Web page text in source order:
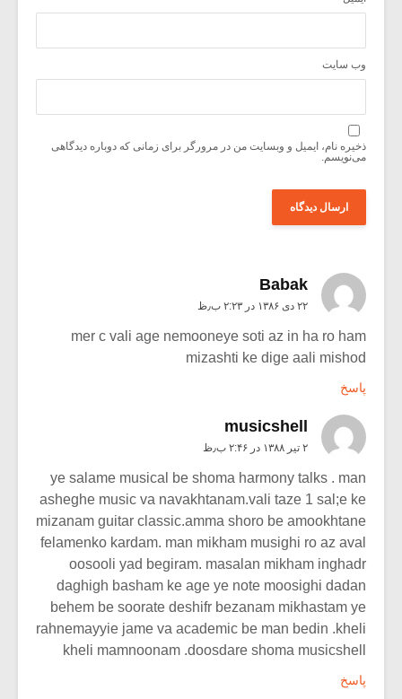
وب‌ سایت
ذخیره نام، ایمیل و وبسایت من در مرورگر برای زمانی که دوباره دیدگاهی
می‌نویسم.
Babak
۲۲ دی ۱۳۸۶ در ۲:۲۳ ب٫ظ
mer c vali age nemooneye soti az in ha ro ham
mizashti ke dige aali mishod
پاسخ
musicshell
۲ تیر ۱۳۸۸ در ۲:۴۶ ب٫ظ
ye salame musical be shoma harmony talks . man
asheghe music va navakhtanam.vali taze 1 sal;e ke
mizanam guitar classic.amma shoro be amookhtane
felamenko kardam. man mikham musighi ro az aval
oosooli yad begiram. masalan mikham inghadr
daghigh basham ke age ye note moosighi dadan
behem be soorate deshifr bezanam mikhastam ye
rahnemayyie jame va academic be man bedin .kheli
kheli mamnoonam .doosdare shoma musicshell
پاسخ